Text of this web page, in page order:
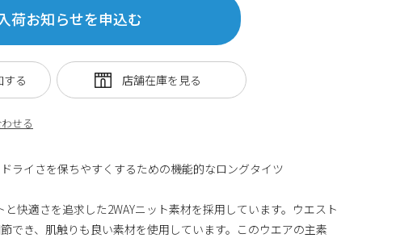
荷お知らせを申込む
せる
する
ライさを保ちやすくするための機能的なロングタイツ
と快適さを追求した2WAYニット素材を採用しています。ウエスト
でき、肌触りも良い素材を使用しています。このウエアの主素